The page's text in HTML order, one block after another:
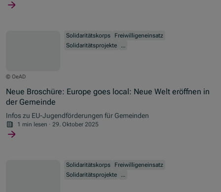
kommendes Jahr drei Millionen an Fördermitteln im ESK bereit.
© OeAD
Solidaritätskorps
Freiwilligeneinsatz
Solidaritätsprojekte
...
Neue Broschüre: Europe goes local: Neue Welt eröffnen in
der Gemeinde
Infos zu EU-Jugendförderungen für Gemeinden
1 min lesen · 29. Oktober 2025
Solidaritätskorps
Freiwilligeneinsatz
Solidaritätsprojekte
...